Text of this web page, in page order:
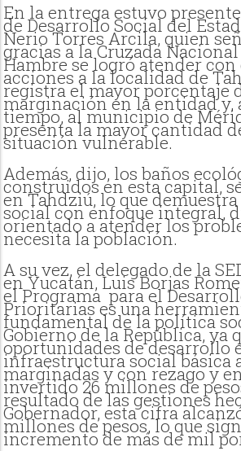
En la entrega estuvo
de Desarrollo Social del
Nerio Torres Arcila, quien
gracias a la Cruzada
Hambre se logró atender
acciones a la localidad de
registra el mayor porcentaje
marginación en la entidad y,
tiempo, al municipio de
presenta la mayor cantidad
situación vulnerable.
Además, dijo, los baños
construidos en esta capital,
en Tahdziú, lo que
social con enfoque integral,
orientado a atender los
necesita la población.
A su vez, el delegado de la
en Yucatán, Luis Borjas
el Programapara el
Prioritarias es una
fundamental de la política
Gobierno de la República, ya
oportunidades de desarrollo
infraestructura social básica
marginadas y con rezago y
invertido 26 millones de
resultado de las gestiones
Gobernador, esta cifra
millones de pesos, lo que
incremento de más de mil